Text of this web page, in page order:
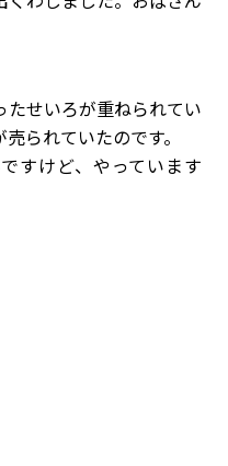
せいろが重ねられてい
られていたのです。
すけど、やっています